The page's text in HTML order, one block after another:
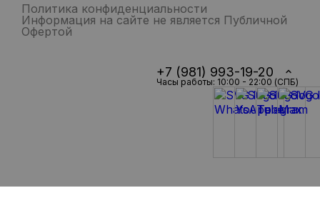
Политика конфиденциальности
Информация на сайте не является Публичной
Офертой
+7 (981) 993-19-20
Часы работы: 10:00 - 22:00 (СПБ)